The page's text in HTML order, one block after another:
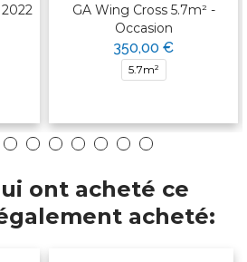
GA Wing Cross 5.7m² -
Occasion
350,00 €
5.7m²
ont acheté ce
acheté: